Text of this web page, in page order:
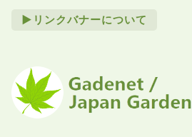
►リンクバナーについて